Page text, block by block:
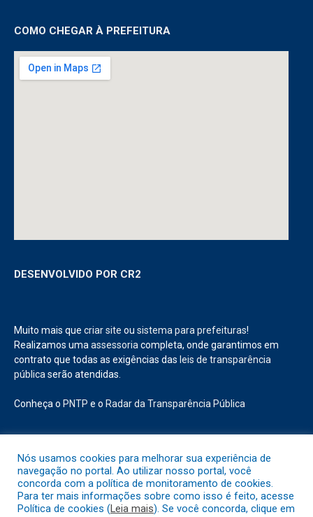
COMO CHEGAR À PREFEITURA
DESENVOLVIDO POR CR2
Muito mais que criar site ou sistema para prefeituras!
Realizamos uma assessoria completa, onde garantimos em
contrato que todas as exigências das leis de transparência
pública serão atendidas.
Conheça o PNTP e o Radar da Transparência Pública
Todos os direitos reservados a Prefeitura Municipal de Abaetetuba.
Mapa do Site Acessar Área Administrativa
Nós usamos cookies para melhorar sua experiência de
navegação no portal. Ao utilizar nosso portal, você
concorda com a política de monitoramento de cookies.
Para ter mais informações sobre como isso é feito, acesse
Política de cookies (Leia mais). Se você concorda, clique em